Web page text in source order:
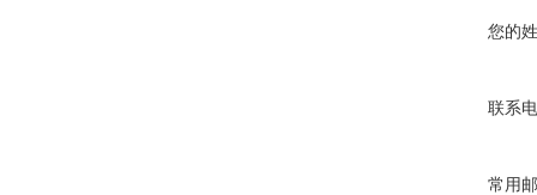
您的
联系
常用